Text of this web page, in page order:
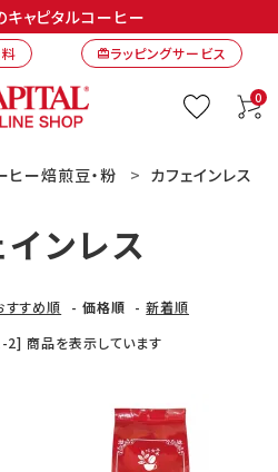
ャピタルコーヒー
card_giftcardラッピングサービス
0
ヒー焙煎豆・粉 カフェインレス
インレス
すすめ順 - 価格順 -新着順
商品を表示しています